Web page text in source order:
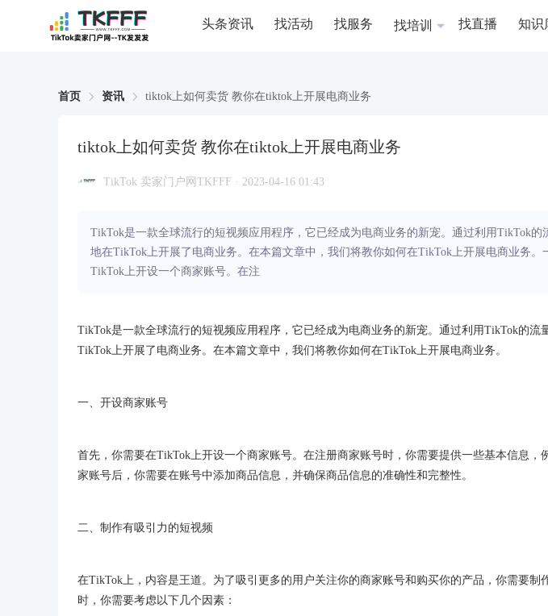
头条资讯 找活动 找服务 找培训 找直播 知识
首页 资讯 tiktok上如何卖货 教你在tiktok上开展电商业务
tiktok上如何卖货 教你在tiktok上开展电商业务
TikTok 卖家门户网TKFFF · 2023-04-16 01:43
TikTok是一款全球流行的短视频应用程序，它已经成为电商业务的新宠。通过利用TikTok的
地在TikTok上开展了电商业务。在本篇文章中，我们将教你如何在TikTok上开展电商业务。
TikTok上开设一个商家账号。在注
TikTok是一款全球流行的短视频应用程序，它已经成为电商业务的新宠。通过利用TikTok的流
TikTok上开展了电商业务。在本篇文章中，我们将教你如何在TikTok上开展电商业务。
一、开设商家账号
首先，你需要在TikTok上开设一个商家账号。在注册商家账号时，你需要提供一些基本信息，
家账号后，你需要在账号中添加商品信息，并确保商品信息的准确性和完整性。
二、制作有吸引力的短视频
在TikTok上，内容是王道。为了吸引更多的用户关注你的商家账号和购买你的产品，你需要制
时，你需要考虑以下几个因素：